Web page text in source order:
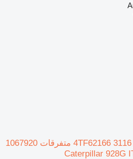
علبة المحرك لكل: كاتربيلر 3116 4TF62166 متفرقات 1067920